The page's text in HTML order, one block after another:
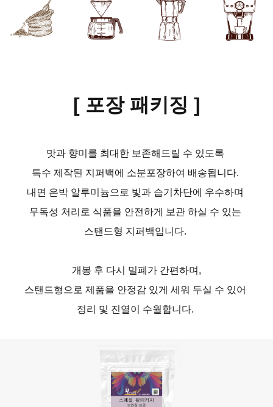
[ 포장 패키징 ]
맛과 향미를 최대한 보존해드릴 수 있도록
특수 제작된 지퍼백에 소분포장하여 배송됩니다.
내면 은박 알루미늄으로 빛과 습기차단에 우수하며
무독성 처리로 식품을 안전하게 보관 하실 수 있는
스탠드형 지퍼백입니다.
개봉 후 다시 밀폐가 간편하며,
스탠드형으로 제품을 안정감 있게 세워 두실 수 있어
정리 및 진열이 수월합니다.